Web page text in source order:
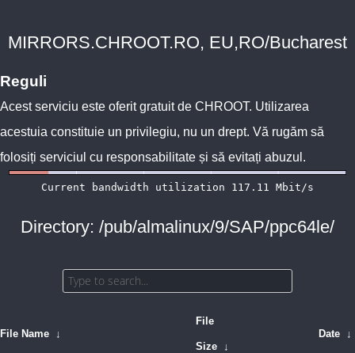
MIRRORS.CHROOT.RO, EU,RO/Bucharest
Reguli
Acest serviciu este oferit gratuit de CHROOT. Utilizarea
acestuia constituie un privilegiu, nu un drept. Vă rugăm să
folosiți serviciul cu responsabilitate și să evitați abuzul.
Directory: /pub/almalinux/9/SAP/ppc64le/
File Name ↓
File
Size ↓
Date ↓